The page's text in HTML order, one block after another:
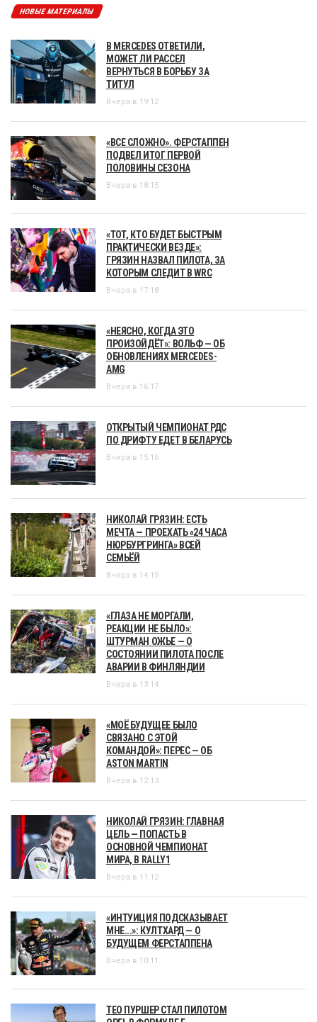
НОВЫЕ МАТЕРИАЛЫ
В MERCEDES ОТВЕТИЛИ,
МОЖЕТ ЛИ РАССЕЛ
ВЕРНУТЬСЯ В БОРЬБУ ЗА
ТИТУЛ
Вчера в 19:12
«ВСЕ СЛОЖНО». ФЕРСТАППЕН
ПОДВЕЛ ИТОГ ПЕРВОЙ
ПОЛОВИНЫ СЕЗОНА
Вчера в 18:15
«ТОТ, КТО БУДЕТ БЫСТРЫМ
ПРАКТИЧЕСКИ ВЕЗДЕ»:
ГРЯЗИН НАЗВАЛ ПИЛОТА, ЗА
КОТОРЫМ СЛЕДИТ В WRC
Вчера в 17:18
«НЕЯСНО, КОГДА ЭТО
ПРОИЗОЙДЁТ»: ВОЛЬФ — ОБ
ОБНОВЛЕНИЯХ MERCEDES-
AMG
Вчера в 16:17
ОТКРЫТЫЙ ЧЕМПИОНАТ РДС
ПО ДРИФТУ ЕДЕТ В БЕЛАРУСЬ
Вчера в 15:16
НИКОЛАЙ ГРЯЗИН: ЕСТЬ
МЕЧТА — ПРОЕХАТЬ «24 ЧАСА
НЮРБУРГРИНГА» ВСЕЙ
СЕМЬЁЙ
Вчера в 14:15
«ГЛАЗА НЕ МОРГАЛИ,
РЕАКЦИИ НЕ БЫЛО»:
ШТУРМАН ОЖЬЕ — О
СОСТОЯНИИ ПИЛОТА ПОСЛЕ
АВАРИИ В ФИНЛЯНДИИ
Вчера в 13:14
«МОЁ БУДУЩЕЕ БЫЛО
СВЯЗАНО С ЭТОЙ
КОМАНДОЙ»: ПЕРЕС — ОБ
ASTON MARTIN
Вчера в 12:13
НИКОЛАЙ ГРЯЗИН: ГЛАВНАЯ
ЦЕЛЬ — ПОПАСТЬ В
ОСНОВНОЙ ЧЕМПИОНАТ
МИРА, В RALLY1
Вчера в 11:12
«ИНТУИЦИЯ ПОДСКАЗЫВАЕТ
МНЕ...»: КУЛТХАРД — О
БУДУЩЕМ ФЕРСТАППЕНА
Вчера в 10:11
ТЕО ПУРШЕР СТАЛ ПИЛОТОМ